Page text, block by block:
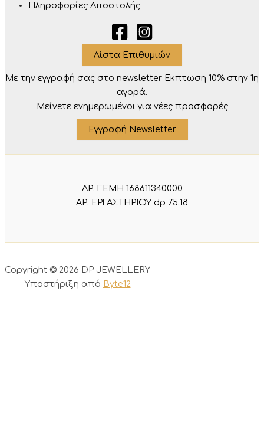
Πληροφορίες Αποστολής
Λίστα Επιθυμιών
Με την εγγραφή σας στο newsletter Eκπτωση 10% στην 1η
αγορά.
Μείνετε ενημερωμένοι για νέες προσφορές
Εγγραφή Newsletter
ΑΡ. ΓΕΜΗ 168611340000
ΑΡ. ΕΡΓΑΣΤΗΡΙΟΥ dp 75.18
Copyright © 2026 DP JEWELLERY
Υποστήριξη από Byte12